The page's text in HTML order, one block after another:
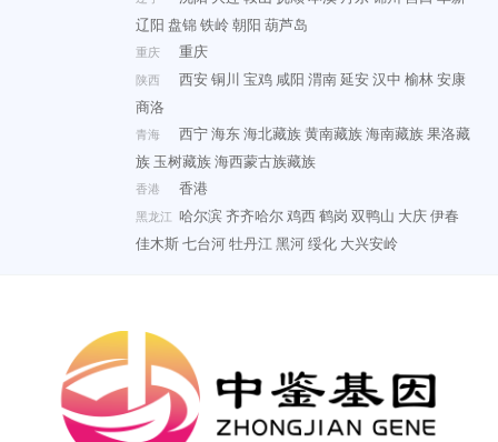
辽阳 盘锦铁岭朝阳 葫芦岛
重庆 重庆
陕西 西安铜川 宝鸡 咸阳 渭南延安汉中 榆林安康
商洛
青海 西宁海东海北藏族黄南藏族海南藏族果洛藏
族 玉树藏族海西蒙古族藏族
香港 香港
黑龙江 哈尔滨齐齐哈尔鸡西鹤岗 双鸭山 大庆伊春
佳木斯七台河牡丹江黑河绥化 大兴安岭